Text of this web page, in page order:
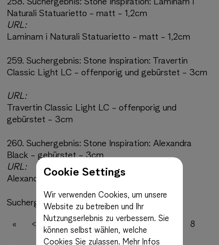
Naturali Statuarietto - matt - 1,2cm
URL:
Laminam i Naturali Statuarietto - matt - 1,2cm
259. Suchergebnis:Stone Inspiration: Travertin
Classic Light LC - offenporig und gebürstet - 3cm
URL:
Travertin Classic Light LC - offenporig und
gebürstet - 3cm
260. Suchergebnis:Stone Inspiration: Alexandra
Black - gebürstet - 3cm
URL:
Alexandra Black - gebürstet - 3cm
Suchergebnisse 251 bis 260 von 1548
« < 2 5 8
Cookie Settings
Wir verwenden Cookies, um unsere
Website zu betreiben und Ihr
Nutzungserlebnis zu verbessern. Sie
können selbst wählen, welche
Cookies Sie zulassen. Mehr Infos